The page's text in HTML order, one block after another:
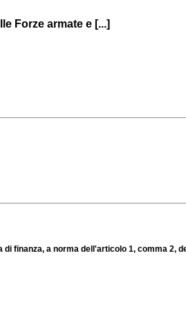
Forze armate e [...]
finanza, a norma dell'articolo 1, comma 2,